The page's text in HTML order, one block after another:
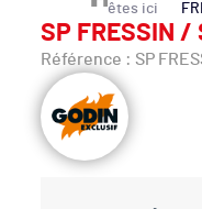
êtes ici
SP FRESSIN /
Référence : SP